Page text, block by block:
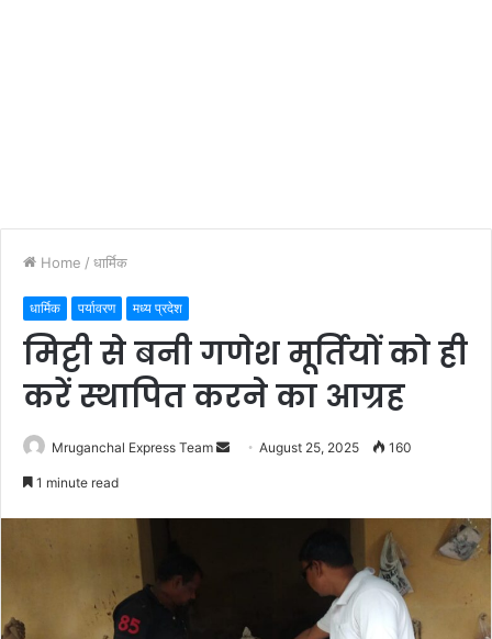
Home / धार्मिक
धार्मिक पर्यावरण मध्य प्रदेश
मिट्टी से बनी गणेश मूर्तियों को ही
करें स्थापित करने का आग्रह
Mruganchal Express Team
Send August 25, 2025 160
1 minute read